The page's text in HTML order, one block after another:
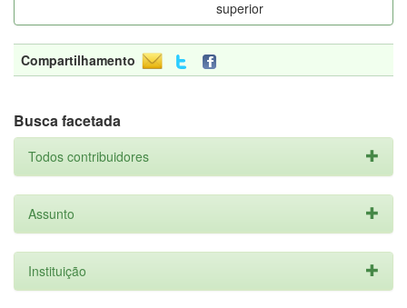
superior
Compartilhamento
Busca facetada
Todos contribuidores
Assunto
Instituição